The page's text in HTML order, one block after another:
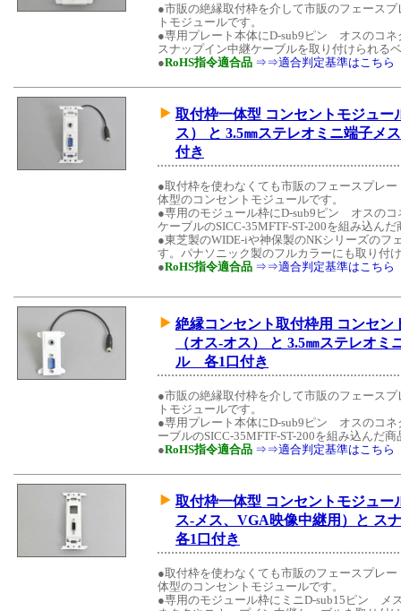
●市販の絶縁取付枠を介して市販のフェース
トモジュールです。
●専用プレート本体にD-sub9ピン オスのコ
スナップイン中継ケーブルを取り付けられる
●RoHS指令適合品 ⇒⇒適合判定基準はこちら
取付枠一体型 コンセントモジュー
ス） と 3.5㎜ステレオミニ端子
付き
●取付枠を使わなくても市販のフェースプレ
体型のコンセントモジュールです。
●専用のモジュール枠にD-sub9ピン オスの
ケーブルのSICC-35MFTF-ST-200を組み込ん
●東芝製のWIDE-iや神保製のNKシリーズのフ
す。パナソニック製のフルカラーにも取り付
●RoHS指令適合品 ⇒⇒適合判定基準はこちら
絶縁コンセント取付枠用 コンセン
（オス-オス） と 3.5㎜ステレオ
ル 各1口付き
●市販の絶縁取付枠を介して市販のフェース
トモジュールです。
●専用プレート本体にD-sub9ピン オスのコ
ーブルのSICC-35MFTF-ST-200を組み込んだ商
●RoHS指令適合品 ⇒⇒適合判定基準はこちら
取付枠一体型 コンセントモジュー
ス-メス、VGA映像中継用）と
各1口付き
●取付枠を使わなくても市販のフェースプレ
体型のコンセントモジュールです。
●専用のモジュール枠にミニD-sub15ピン メ